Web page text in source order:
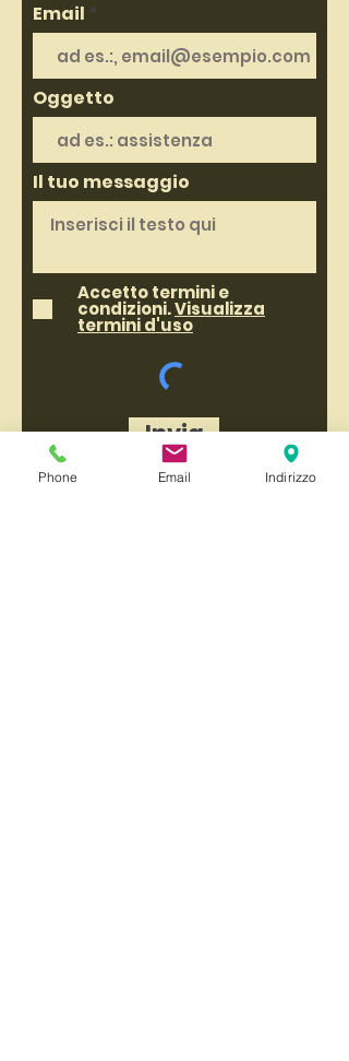
Email
Oggetto
Il tuo messaggio
Accetto termini e
condizioni.Visualizza
termini d'uso
Invia
Phone Email Indirizzo